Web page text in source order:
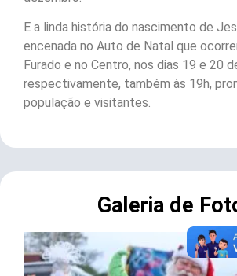
E a linda história do nascimento de
encenada no Auto de Natal que
Furado e no Centro, nos dias 19 e 20
respectivamente, também às 19h,
população e visitantes.
Galeria de